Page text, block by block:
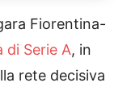
Fiorentina-
di Serie A, in
rete decisiva